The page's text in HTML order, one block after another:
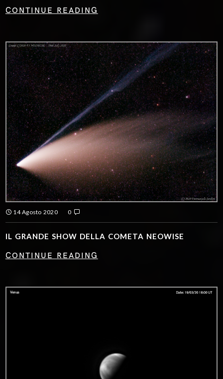
CONTINUE READING
14 Agosto 2020 0
IL GRANDE SHOW DELLA COMETA NEOWISE
CONTINUE READING